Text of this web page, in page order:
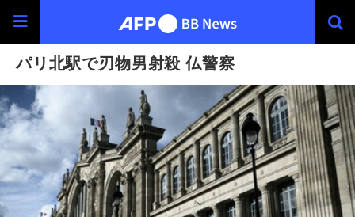
パリ北駅で刃物男射殺 仏警察